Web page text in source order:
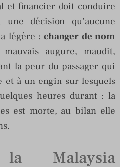
et financier doit conduire
décision qu’aucune
légère :changer de nom
augure, maudit,
la peur du passager qui
et à un engin sur lesquels
heures durant : la
est morte, au bilan elle
la Malaysia